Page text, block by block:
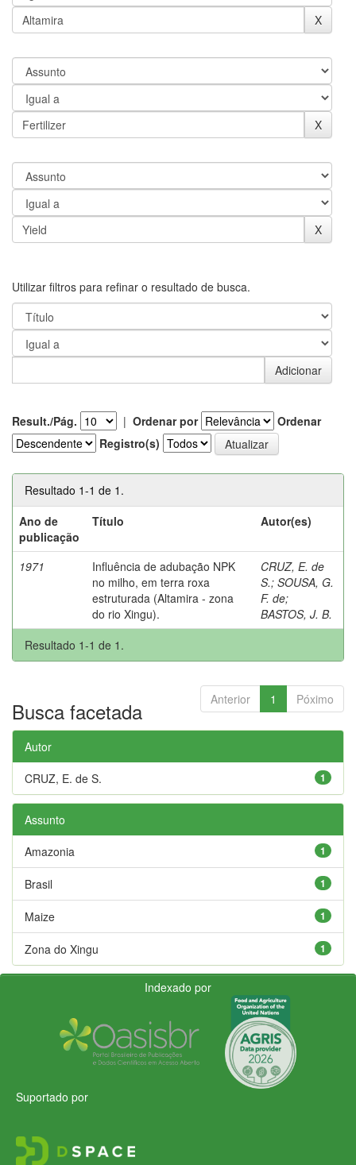
Utilizar filtros para refinar o resultado de busca.
Result./Pág. | Ordenar por
Ordenar
Registro(s)
Resultado 1-1 de 1.
Ano de
publicação
Título Autor(es)
1971
Influência de adubação NPK
no milho, em terra roxa
estruturada (Altamira - zona
do rio Xingu).
CRUZ, E. de
S.; SOUSA, G.
F. de;
BASTOS, J. B.
Resultado 1-1 de 1.
Anterior 1 Póximo
Busca facetada
Autor
1
CRUZ, E. de S.
Assunto
1
Amazonia
1
Brasil
1
Maize
1
Zona do Xingu
Indexado por
Suportado por